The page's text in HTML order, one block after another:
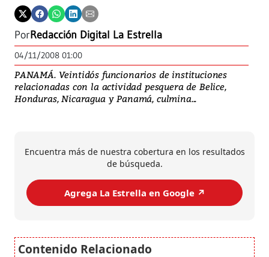
PorRedacción Digital La Estrella
04/11/2008 01:00
PANAMÁ. Veintidós funcionarios de instituciones
relacionadas con la actividad pesquera de Belice,
Honduras, Nicaragua y Panamá, culmina...
Encuentra más de nuestra cobertura en los resultados
de búsqueda.
Agrega La Estrella en Google ↗️